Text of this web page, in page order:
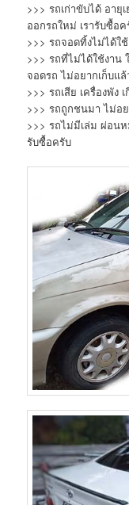
>>> รถเก่าขับได้ อายุ
ออกรถใหม่ เรารับซื้อ
>>> รถจอดทิ้งไม่ได้
>>> รถที่ไม่ได้ใช้งาน
จอดรถ ไม่อยากเก็บแล้
>>> รถเสีย เครื่องพัง
>>> รถถูกชนมา ไม่อ
>>> รถไม่มีเล่ม ผ่อน
รับซื้อครับ